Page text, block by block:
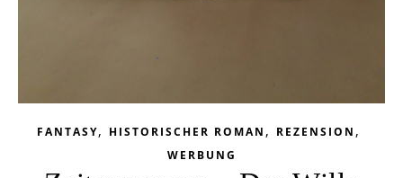
FANTASY, HISTORISCHER ROMAN , REZENSION ,
WERBUNG